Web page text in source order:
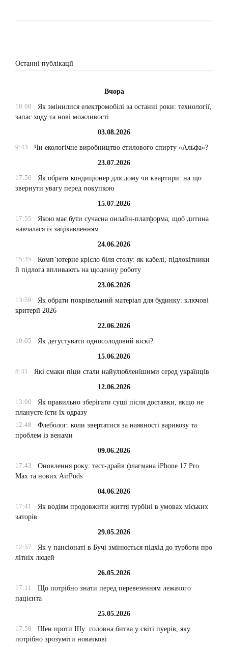
Останні публікації
Вчора
18:08
Як змінилися електромобілі за останні роки: технології,
запас ходу та нові можливості
03.08.2026
9:43
Чи екологічне виробництво етилового спирту «Альфа»?
23.07.2026
17:56
Як обрати кондиціонер для дому чи квартири: на що
звернути увагу перед покупкою
15.07.2026
17:55
Якою має бути сучасна онлайн-платформа, щоб дитина
навчалася із зацікавленням
24.06.2026
15:35
Комп’ютерне крісло біля столу: як кабелі, підлокітники
й підлога впливають на щоденну роботу
23.06.2026
13:59
Як обрати покрівельний матеріал для будинку: ключові
критерії 2026
22.06.2026
10:05
Як дегустувати односолодовий віскі?
15.06.2026
8:41
Які смаки піци стали найулюбленішими серед українців
12.06.2026
13:00
Як правильно зберігати суші після доставки, якщо не
плануєте їсти їх одразу
12:48
Флеболог: коли звертатися за наявності варикозу та
проблем із венами
09.06.2026
17:43
Оновлення року: тест-драйв флагмана iPhone 17 Pro
Max та нових AirPods
04.06.2026
17:41
Як водіям продовжити життя турбіні в умовах міських
заторів
29.05.2026
12:57
Як у пансіонаті в Бучі змінюється підхід до турботи про
літніх людей
26.05.2026
17:11
Що потрібно знати перед перевезенням лежачого
пацієнта
25.05.2026
17:58
Шен проти Шу: головна битва у світі пуерів, яку
потрібно зрозуміти новачкові